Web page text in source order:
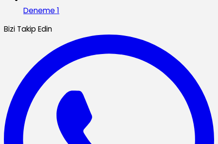
Deneme 1
Bizi Takip Edin